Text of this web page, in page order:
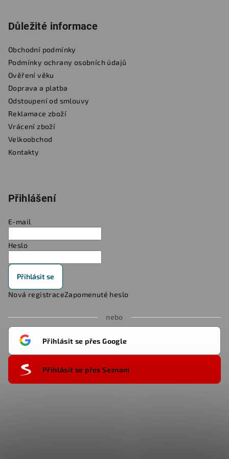
Důležité informace
Obchodní podmínky
Podmínky ochrany osobních údajů
Ověření věku
Doprava a platba
Odstoupení od smlouvy
Reklamace zboží
Vrácení zboží
Velkoobchod
Kontakty
Přihlášení
E-mail
Heslo
Přihlásit se
Nová registraceZapomenuté heslo
nebo
Přihlásit se přes Google
Přihlásit se přes Seznam